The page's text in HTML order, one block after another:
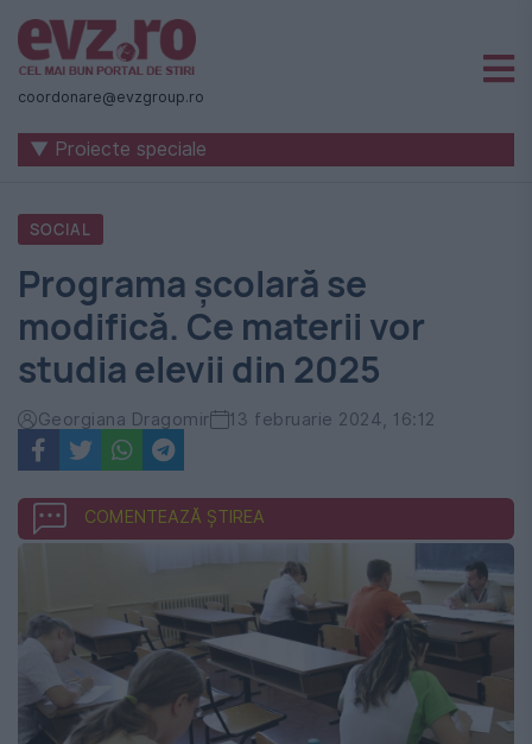
Știri
naționale
internaționale
România
-
Evenimentul
Zilei
coordonare@evzgroup.ro
▼ Proiecte speciale
SOCIAL
Programa școlară se
modifică. Ce materii vor
studia elevii din 2025
Georgiana Dragomir 13 februarie 2024, 16:12
COMENTEAZĂ ȘTIREA